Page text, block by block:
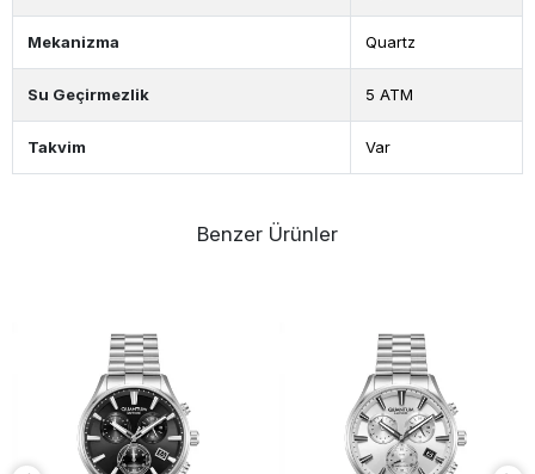
Mekanizma Quartz
Su Geçirmezlik 5 ATM
Takvim Var
Benzer Ürünler